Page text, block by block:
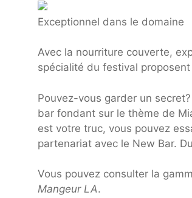
Exceptionnel dans le domaine
Avec la nourriture couverte,
spécialité du festival
Pouvez-vous garder un
bar fondant sur le thème de
est votre truc, vous pouvez
partenariat avec le New Bar.
Vous pouvez consulter la
Mangeur LA.